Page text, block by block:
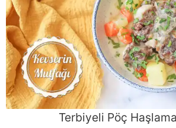
Terbiyeli Pöç